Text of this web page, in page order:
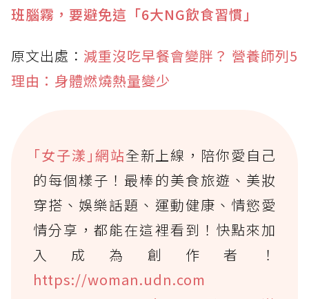
班腦霧，要避免這「6大NG飲食習慣」
原文出處： 減重沒吃早餐會變胖？ 營養師列5
理由：身體燃燒熱量變少
｢女子漾｣網站全新上線，陪你愛自己
的每個樣子！最棒的美食旅遊、美妝
穿搭、娛樂話題、運動健康、情慾愛
情分享，都能在這裡看到！快點來加
入成為創作者！
https://woman.udn.com